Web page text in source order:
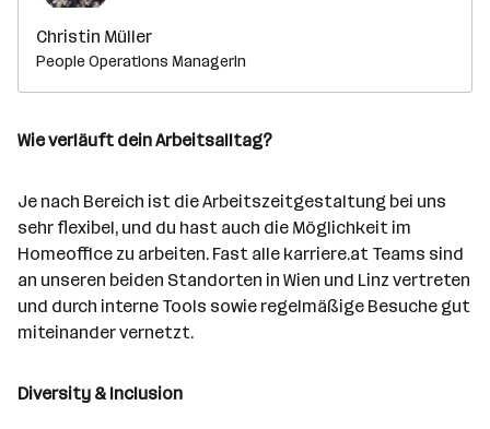
Christin Müller
People Operations Managerin
Wie verläuft dein Arbeitsalltag?
Je nach Bereich ist die Arbeitszeitgestaltung bei uns
sehr flexibel, und du hast auch die Möglichkeit im
Homeoffice zu arbeiten. Fast alle karriere.at Teams sind
an unseren beiden Standorten in Wien und Linz vertreten
und durch interne Tools sowie regelmäßige Besuche gut
miteinander vernetzt.
Diversity & Inclusion